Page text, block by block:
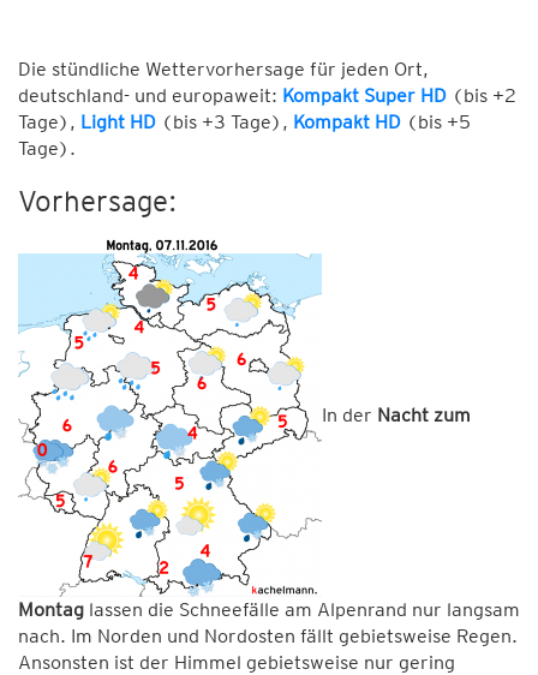
Die stündliche Wettervorhersage für jeden Ort,
deutschland- und europaweit: Kompakt Super HD (bis +2
Tage), Light HD (bis +3 Tage), Kompakt HD (bis +5
Tage).
Vorhersage:
In der Nacht zum
Montag lassen die Schneefälle am Alpenrand nur langsam
nach. Im Norden und Nordosten fällt gebietsweise Regen.
Ansonsten ist der Himmel gebietsweise nur gering